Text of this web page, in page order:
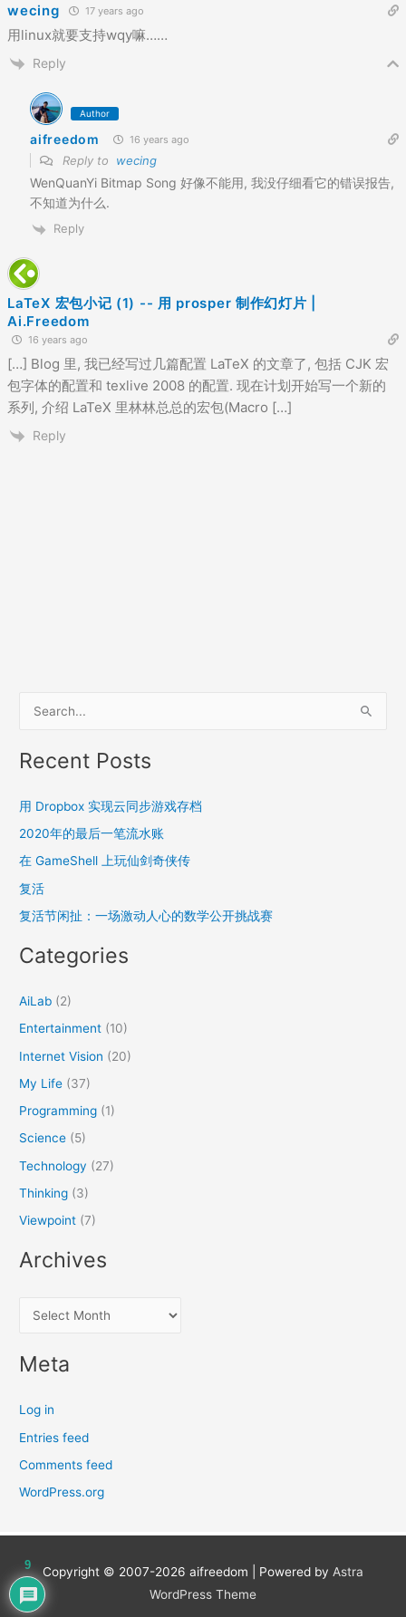
wecing 17 years ago
用linux就要支持wqy嘛……
Reply
Author
aifreedom 16 years ago
Reply to wecing
WenQuanYi Bitmap Song 好像不能用, 我没仔细看它的错误报告,
不知道为什么.
Reply
LaTeX 宏包小记 (1) -- 用 prosper 制作幻灯片 |
Ai.Freedom
16 years ago
[…] Blog 里, 我已经写过几篇配置 LaTeX 的文章了, 包括 CJK 宏
包字体的配置和 texlive 2008 的配置. 现在计划开始写一个新的
系列, 介绍 LaTeX 里林林总总的宏包(Macro […]
Reply
a
c
r
:
Recent Posts
用 Dropbox 实现云同步游戏存档
2020年的最后一笔流水账
在 GameShell 上玩仙剑奇侠传
复活
复活节闲扯：一场激动人心的数学公开挑战赛
Categories
AiLab (2)
Entertainment (10)
Internet Vision (20)
My Life (37)
Programming (1)
Science (5)
Technology (27)
Thinking (3)
Viewpoint (7)
Archives
c
i
v
Meta
Log in
Entries feed
Comments feed
WordPress.org
Copyright © 2007-2026 aifreedom | Powered by Astra
WordPress Theme
9